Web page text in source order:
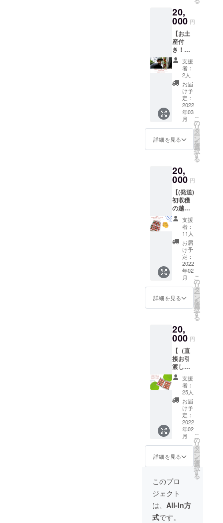
り組み
をご説
明させ
ていた
だきま
す。 ・
ご自分
で収穫
した越
後姫を
お持ち
帰りい
ただけ
るお土
産付き
験。 ・
新鮮な
場で試
食 ・ご
希望の
方には
その場
で量り
売りも
致しま
す。 支
援者ご
本人様
のみご
参加い
ただけ
ます。
ス見学
会 参加
譲渡は
ご遠慮
くださ
い。 有
効期
限
2022年
5月31日
見学会
参加券
の受け
渡し、
実施日
につい
ては
にてお
知らせ
ます。
順次発
送させ
て頂き
ます。
生産
地：新
潟県新
発田市
品種
名：越
後姫 内
容量：
12粒～
15粒×1
トレー
お届
け：2月
中旬～4
旬以降
は苺が
柔らか
く発送
に適さ
ない
為、上
記期間
のみと
させて
頂きま
姫の発
送時期
につい
メール
にてお
ます。
ファー
ム事務
所】に
てお渡
しいた
しま
す。 生
産地：
新潟県
新発田
市 品種
名：越
後姫 内
容量：
Ｌ～２
Ｌ規
格 約
し時
期：２
月中旬
～５月
お渡し
場所：
新発田
ファー
ム事務
所(新発
田市荒
町1480)
クラウ
ドファ
ンディ
ング終
了後、
先の住
所にお
送りし
ます。
引き渡
し当日
ご持参
頂き、
越後姫
と引き
換えさ
せて頂
きま
す。 お
引渡し
ついて
はメー
お知ら
せいた
しま
す。
20,
000 円
【お土
産付
き！新
発田
ファー
ムの苺
ハウス
見学会
参加券
（2名
分）】
新発田
ファー
ムが実
際にイ
チゴ栽
培をし
ている
ハウス
へご招
待！ 会
場：新
発田
ファー
ム 越
荒町
1480)
見学時
期：４
月上旬
～５月
下旬 新
潟県内
有数の
面積400
坪の大
型ハウ
ス内を
見学 ・
施設の
概要と
新発田
り組み
明させ
ていた
だきま
す。 ・
支援
者：
2人
お届
け予
定：
2022
年03
月
詳細を見る
こ
の
リ
タ
ー
ン
を
選
択
す
る
20,
000 円
【(発送)
初収穫
の越後
姫12～
15粒
パック×
２ト
レー】
私たち
が初め
て生産
した越
後姫12
～15粒
を、長
距離輸
トレー
「ゆり
かー
ご」に
載せ、
ご希望
の住所
へお送
りしま
す。 発
送は、2
月中旬
から準
備出来
次第お
受取り
される
合わせ
順次発
送させ
て頂き
ます。
生産
支援
者：
11人
お届
け予
定：
2022
年02
月
詳細を見る
こ
の
リ
タ
ー
ン
を
選
択
す
る
20,
000 円
【（直
接お引
渡し限
定）初
収穫の
越後姫
約280ｇ
×8パッ
ク】 私
たちが
初めて
生産し
た越後
姫8パッ
クを
【新発
田
ファー
ム事務
所】に
てお渡
しいた
支援
者：
25人
お届
け予
定：
2022
年02
月
詳細を見る
こ
の
リ
タ
ー
ン
を
選
択
す
る
このプロ
ジェクト
は、 All-In方
式です。